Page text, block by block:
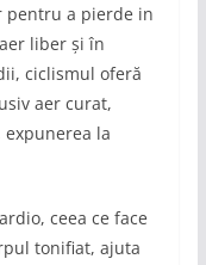
pentru a pierde in
liber și în
ciclismul oferă
aer curat,
la
ceea ce face
tonifiat, ajuta